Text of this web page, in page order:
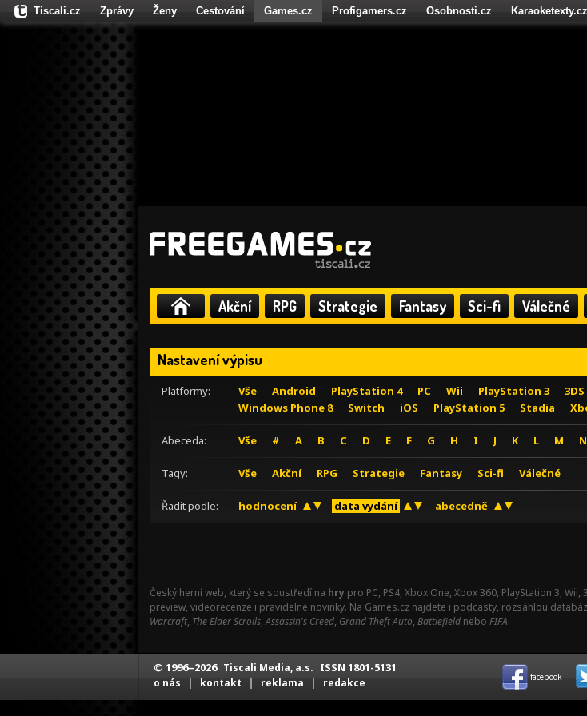
Akční RPG Strategie Fantasy Sci-fi Válečné
Nastavení výpisu
Platformy: Vše Android PlayStation 4 PC Wii PlayStation 3 3DS
Windows Phone 8
Switch iOS PlayStation 5 Stadia
Abeceda: Vše # A B C D E F G H I J K L M N
Tagy: Vše Akční RPG Strategie Fantasy Sci-fi Válečné
Řadit podle: hodnocení data vydání abecedně
Český herní web, který se soustředí na hry pro PC, PS4, Xbox One, Xbox 360, PlayStation 3,
preview, videorecenze i pravidelné novinky. Na Games.cz najdete i podcasty, rozsáhlou
Warcraft, The Elder Scrolls,Assassin's Creed, Grand Theft Auto, Battlefield nebo FIFA.
Tiscali.cz Zprávy Ženy Cestování Games.cz Profigamers.cz Osobnosti.cz Karaoketexty.cz
Fights.cz
© 1996–2026 Tiscali Media, a.s. ISSN 1801-5131
o nás | kontakt | reklama | redakce facebook